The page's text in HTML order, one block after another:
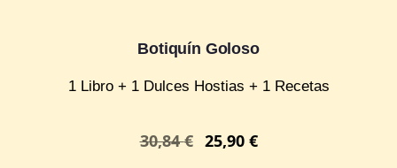
Botiquín Goloso
1 Libro + 1 Dulces Hostias + 1 Recetas
30,84€ 25,90 €